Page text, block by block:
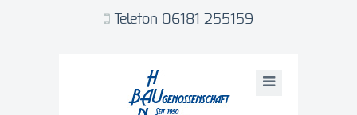
Telefon 06181 255159